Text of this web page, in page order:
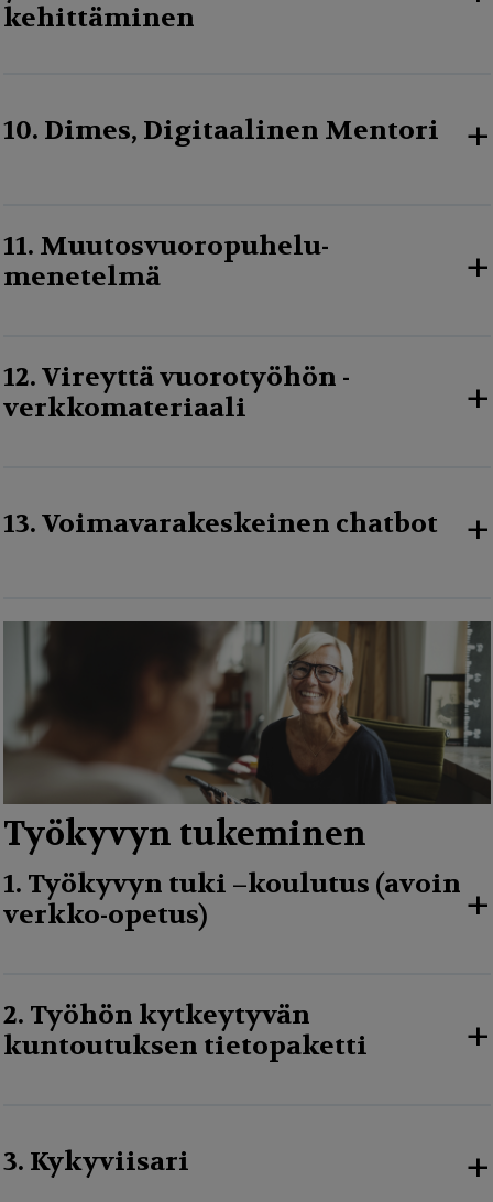
kehittäminen
10. Dimes, Digitaalinen Mentori +
11. Muutosvuoropuhelu-
menetelmä
+
12. Vireyttä vuorotyöhön -
verkkomateriaali
+
13. Voimavarakeskeinen chatbot +
Työkyvyn tukeminen
1. Työkyvyn tuki –koulutus (avoin
verkko-opetus)
+
2. Työhön kytkeytyvän
kuntoutuksen tietopaketti
+
3. Kykyviisari +